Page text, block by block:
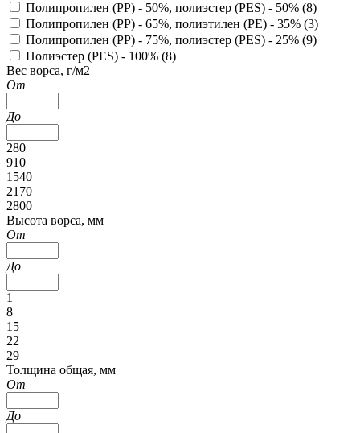
Полипропилен (PP) - 50%, полиэстер (PES) - 50% (8)
Полипропилен (PP) - 65%, полиэтилен (PE) - 35% (3)
Полипропилен (PP) - 75%, полиэстер (PES) - 25% (9)
Полиэстер (PES) - 100% (8)
Вес ворса, г/м2
От
До
280
910
1540
2170
2800
Высота ворса, мм
От
До
1
8
15
22
29
Толщина общая, мм
От
До